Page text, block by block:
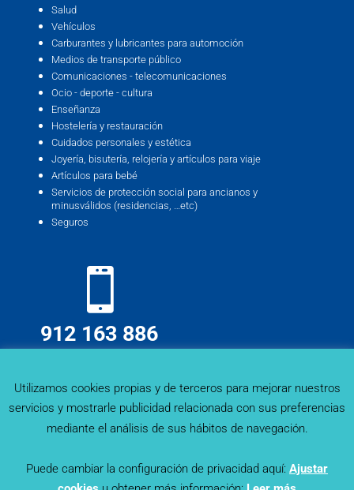
Salud
Vehículos
Carburantes y lubricantes para automoción
Medios de transporte público
Comunicaciones - telecomunicaciones
Ocio - deporte - cultura
Enseñanza
Hostelería y restauración
Cuidados personales y estética
Joyería, bisutería, relojería y artículos para viaje
Artículos para bebé
Servicios de protección social para ancianos y
minusválidos (residencias, …etc)
Seguros
912 163 886
Utilizamos cookies propias y de terceros para mejorar nuestros
servicios y mostrarle publicidad relacionada con sus preferencias
mediante el análisis de sus hábitos de navegación.
Puede cambiar la configuración de privacidad aquí: Ajustar